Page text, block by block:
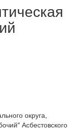
округа,
Асбестовского